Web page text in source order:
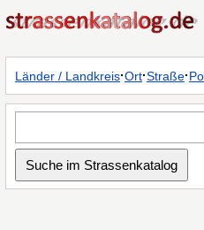
Länder / Landkreis·Ort·Straße·